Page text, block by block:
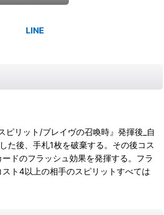
ピリット/ブレイヴの召喚時』発揮後_自
た後、手札1枚を破棄する。その後コス
ドのフラッシュ効果を発揮する。フラ
ト4以上の相手のスピリットすべては